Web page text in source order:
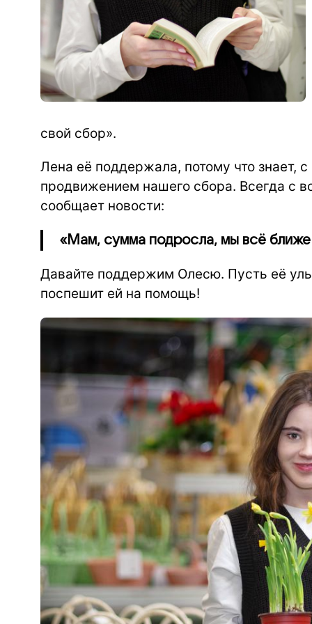
свой сбор».
Лена её поддержала, потому что знает,
продвижением нашего сбора. Всегда с
сообщает новости:
«Мам, сумма подросла, мы всё ближе
Давайте поддержим Олесю. Пусть её
поспешит ей на помощь!